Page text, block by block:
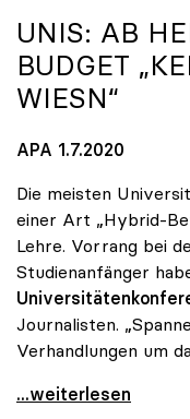
UNIS: AB
BUDGET
WIESN“
APA 1.7.2020
Die meisten
einer Art „Hybrid-
Lehre. Vorrang bei
Studienanfänger
Journalisten.
Verhandlungen um
Unis: Ab Herbst
...weiterlesen